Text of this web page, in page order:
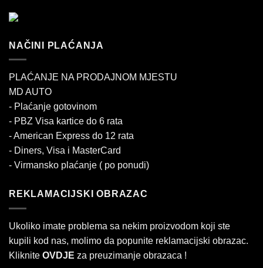
NAČINI PLAĆANJA
PLAĆANJE NA PRODAJNOM MJESTU
MD AUTO
- Plaćanje gotovinom
- PBZ Visa kartice do 6 rata
- American Express do 12 rata
- Diners, Visa i MasterCard
- Virmansko plaćanje ( po ponudi)
REKLAMACIJSKI OBRAZAC
Ukoliko imate problema sa nekim proizvodom koji ste
kupili kod nas, molimo da popunite reklamacijski obrazac.
Kliknite OVDJE za preuzimanje obrazaca !